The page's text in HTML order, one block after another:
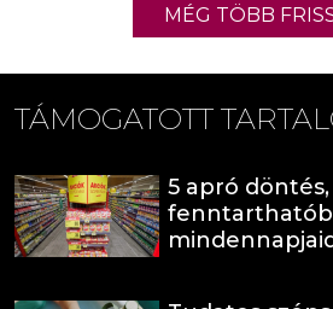
MÉG TÖBB
TÁMOGATOTT
5 apró